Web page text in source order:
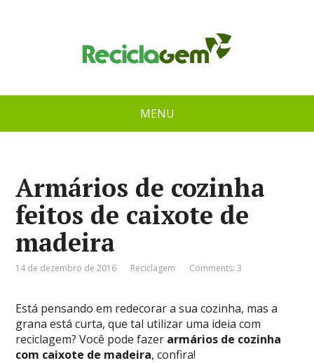
MENU
Armários de cozinha
feitos de caixote de
madeira
14 de dezembro de 2016 Reciclagem Comments: 3
Está pensando em redecorar a sua cozinha, mas a
grana está curta, que tal utilizar uma ideia com
reciclagem? Você pode fazer armários de cozinha
com caixote de madeira, confira!